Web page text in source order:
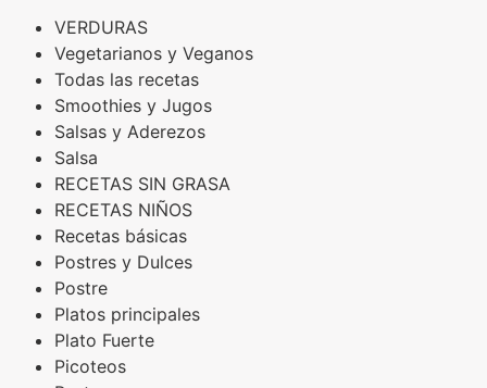
VERDURAS
Vegetarianos y Veganos
Todas las recetas
Smoothies y Jugos
Salsas y Aderezos
Salsa
RECETAS SIN GRASA
RECETAS NIÑOS
Recetas básicas
Postres y Dulces
Postre
Platos principales
Plato Fuerte
Picoteos